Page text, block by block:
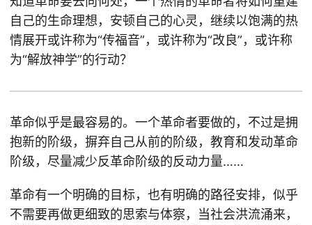
自己的生命理想，安顿自己的心灵，继续以饱满的热
情展开或许称为“传福音”，或许称为“改良”，或许称
为“解放神学”的行动？
革命似乎是最容易的。一个革命者要做的，不过是拥
抱新的阶级，摒弃自己从前的阶级，教育和发动革命
阶级，尽量减少反革命阶级的反动力量……
革命有一个明确的目标，也有明确的路径安排，似乎
不需要再做更细致的思索与体察，当社会洪流涌来，